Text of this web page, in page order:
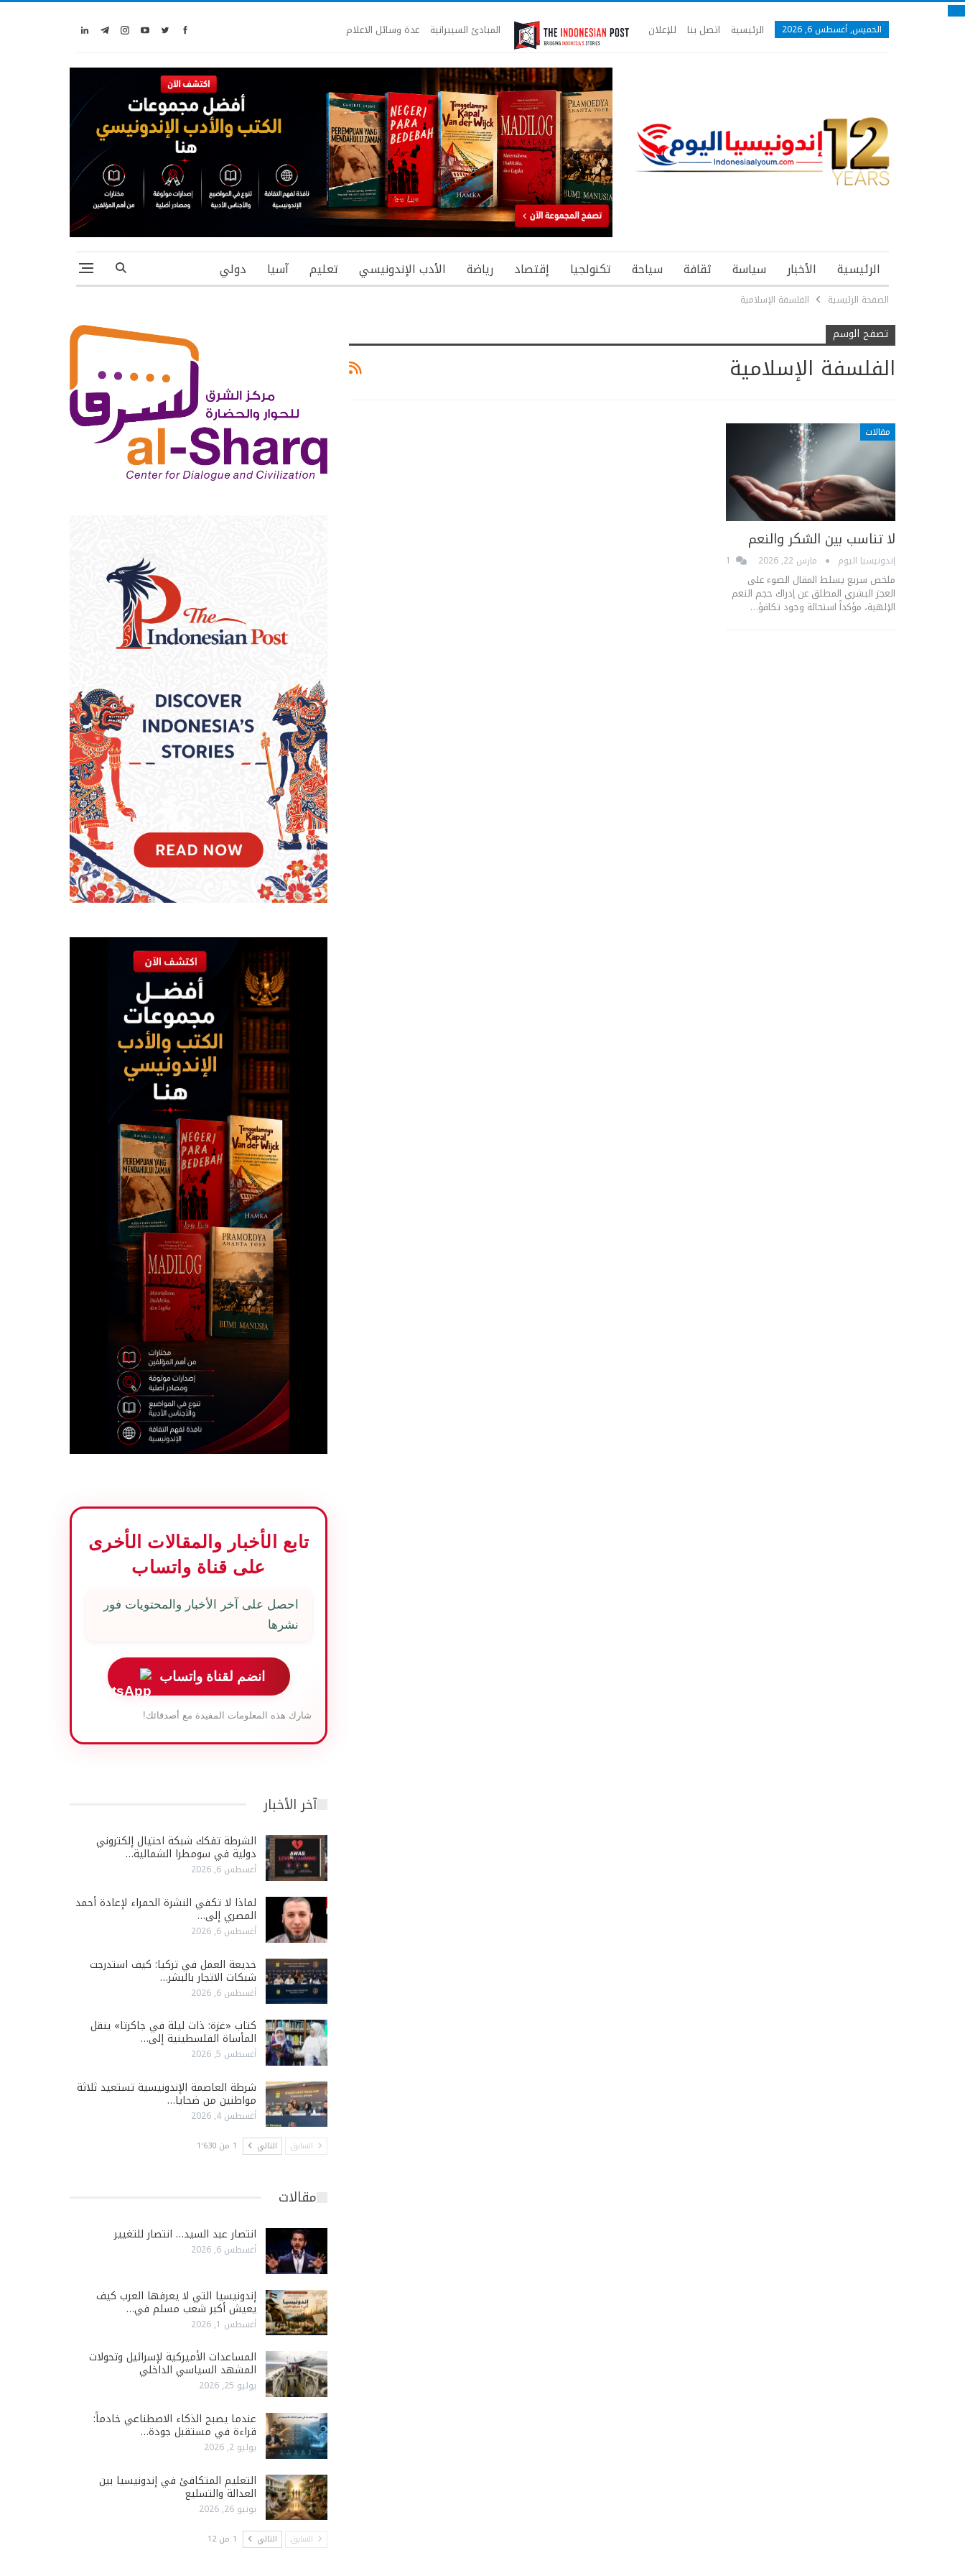
الخميس, أغسطس 6, 2026 الرئيسية اتصل بنا للإعلان المبادئ السيبرانية عدة وسائل الاعلام
الرئيسية الأخبار سياسة ثقافة سياحة تكنولجيا إقتصاد رياضة الأدب الإندونيسي تعليم آسيا دولي
الصفحة الرئيسية الفلسفة الإسلامية
تصفح الوسم
الفلسفة الإسلامية
مقالات
لا تناسب بين الشكر والنعم
إندونيسيا اليوم مارس 22, 2026
ملخص سريع يسلط المقال الضوء على
العجز البشري المطلق عن إدراك حجم النعم
الإلهية، مؤكداً استحالة وجود تكافؤ…
تابع الأخبار والمقالات الأخرى
على قناة واتساب
احصل على آخر الأخبار والمحتويات فور
نشرها
انضم لقناة واتساب
شارك هذه المعلومات المفيدة مع أصدقائك!
آخر الأخبار
الشرطة تفكك شبكة احتيال إلكتروني
دولية في سومطرا الشمالية…
أغسطس 6, 2026
لماذا لا تكفي النشرة الحمراء لإعادة أحمد
المصري إلى…
أغسطس 6, 2026
خديعة العمل في تركيا: كيف استدرجت
شبكات الاتجار بالبشر…
أغسطس 6, 2026
كتاب «غزة: ذات ليلة في جاكرتا» ينقل
المأساة الفلسطينية إلى…
أغسطس 5, 2026
شرطة العاصمة الإندونيسية تستعيد ثلاثة
مواطنين من ضحايا…
أغسطس 4, 2026
السابق التالي 1 من 1٬630
مقالات
انتصار عبد السيد… انتصار للتغيير
أغسطس 6, 2026
إندونيسيا التي لا يعرفها العرب كيف
يعيش أكبر شعب مسلم في…
أغسطس 1, 2026
المساعدات الأميركية لإسرائيل وتحولات
المشهد السياسي الداخلي
يوليو 25, 2026
عندما يصبح الذكاء الاصطناعي خادماً:
قراءة في مستقبل جودة…
يوليو 2, 2026
التعليم المتكافئ في إندونيسيا بين
العدالة والتسليع
يونيو 26, 2026
السابق التالي 1 من 12